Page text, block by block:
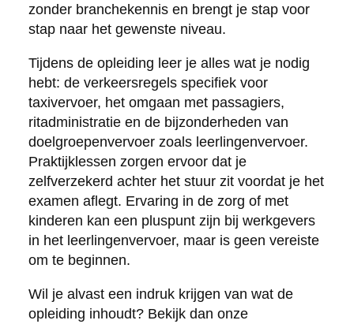
zonder branchekennis en brengt je stap voor
stap naar het gewenste niveau.
Tijdens de opleiding leer je alles wat je nodig
hebt: de verkeersregels specifiek voor
taxivervoer, het omgaan met passagiers,
ritadministratie en de bijzonderheden van
doelgroepenvervoer zoals leerlingenvervoer.
Praktijklessen zorgen ervoor dat je
zelfverzekerd achter het stuur zit voordat je het
examen aflegt. Ervaring in de zorg of met
kinderen kan een pluspunt zijn bij werkgevers
in het leerlingenvervoer, maar is geen vereiste
om te beginnen.
Wil je alvast een indruk krijgen van wat de
opleiding inhoudt? Bekijk dan onze